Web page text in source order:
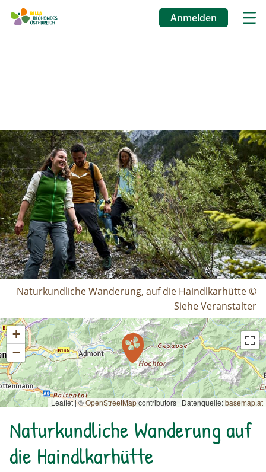
Anmelden
Naturkundliche Wanderung, auf die Haindlkarhütte ©
Siehe Veranstalter
+
−
Leaflet | ©OpenStreetMapcontributors | Datenquelle:basemap.at
Naturkundliche Wanderung auf
die Haindlkarhütte